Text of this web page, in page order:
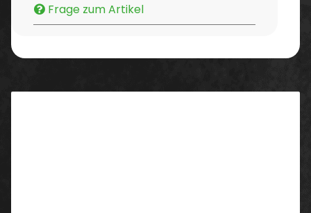
Frage zum Artikel